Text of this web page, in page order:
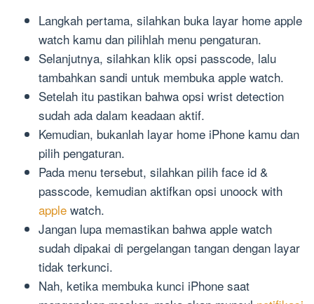
Langkah pertama, silahkan buka layar home apple
watch kamu dan pilihlah menu pengaturan.
Selanjutnya, silahkan klik opsi passcode, lalu
tambahkan sandi untuk membuka apple watch.
Setelah itu pastikan bahwa opsi wrist detection
sudah ada dalam keadaan aktif.
Kemudian, bukanlah layar home iPhone kamu dan
pilih pengaturan.
Pada menu tersebut, silahkan pilih face id &
passcode, kemudian aktifkan opsi unoock with
apple watch.
Jangan lupa memastikan bahwa apple watch
sudah dipakai di pergelangan tangan dengan layar
tidak terkunci.
Nah, ketika membuka kunci iPhone saat